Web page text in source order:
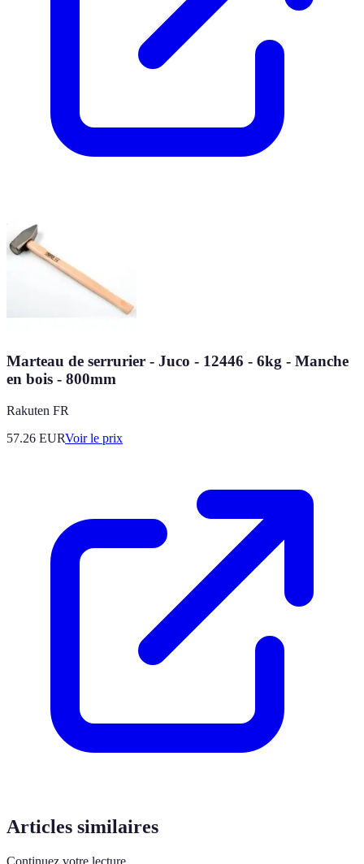
Marteau de serrurier - Juco - 12446 - 6kg - Manche
en bois - 800mm
Rakuten FR
57.26 EURVoir le prix
Articles similaires
Continuez votre lecture